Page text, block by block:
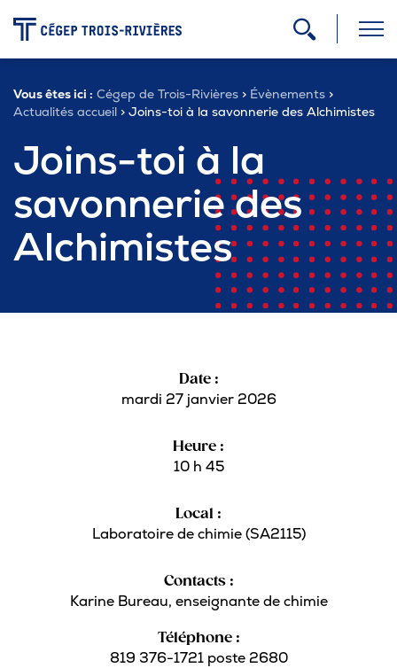
Programmes
Admission
Zone étudiante
Formation continue
Pour les entreprises
Le cégep
Services à la population
Stages et emplois pour étudiants
Vous êtes ici : Cégep de Trois-Rivières > Évènements >
Actualités accueil > Joins-toi à la savonnerie des Alchimistes
Joins-toi à la
savonnerie des
Alchimistes
Date :
mardi 27 janvier 2026
Heure :
10 h 45
Local :
Laboratoire de chimie (SA2115)
Contacts :
Karine Bureau, enseignante de chimie
Téléphone :
819 376-1721 poste 2680